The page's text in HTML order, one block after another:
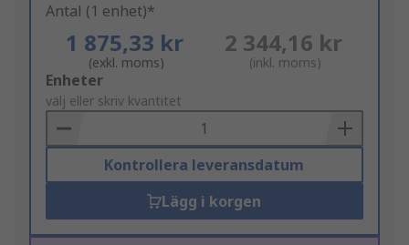
Antal (1 enhet)*
1 875,33 kr
(exkl. moms)
2 344,16 kr
(inkl. moms)
Add
to
Basket
Enheter
välj eller skriv kvantitet
Kontrollera leveransdatum
Lägg i korgen